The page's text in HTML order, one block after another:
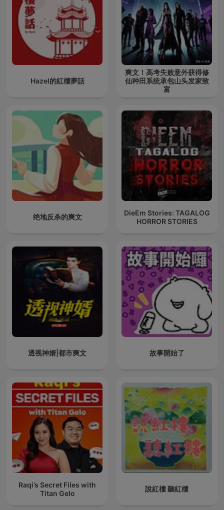
Hazel的紅樓夢話
爽文！高考失败意外获得修
仙种田系统承包山头发家致
富
绝地反杀的爽文
DieEm Stories: TAGALOG
HORROR STORIES
透视神婿|都市爽文 故事開始了
Raqi’s Secret Files with
Titan Gelo
說紅樓 聽紅樓